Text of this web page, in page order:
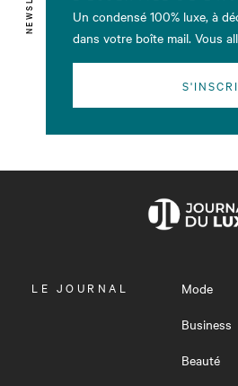
Un condensé 100% luxe, à
dans votre boîte mail. Vous
OUVRIR
LE JOURNAL
Mode
Business
Beauté